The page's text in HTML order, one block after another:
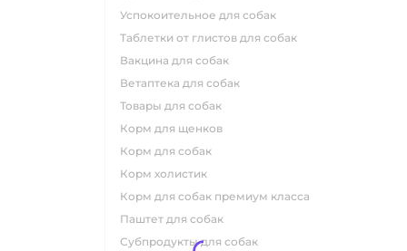
успокоительное для собак
таблетки от глистов для собак
вакцина для собак
ветаптека для собак
товары для собак
корм для щенков
корм для собак
корм холистик
корм для собак премиум класса
паштет для собак
субпродукты для собак